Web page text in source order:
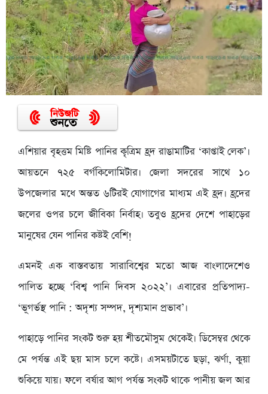
এশিয়ার বৃহত্তম মিষ্টি পানির কৃত্রিম হ্রদ রাঙামাটির ‘কাপ্তাই লেক’।
আয়তনে ৭২৫ বর্গকিলোমিটার। জেলা সদরের সাথে ১০
উপজেলার মধে অন্তত ৬টিরই যোগাগের মাধ্যম এই হ্রদ। হ্রদের
জলের ওপর চলে জীবিকা নির্বাহ। তবুও হ্রদের দেশে পাহাড়ের
মানুষের যেন পানির কষ্টই বেশি!
এমনই এক বাস্তবতায় সারাবিশ্বের মতো আজ বাংলাদেশেও
পালিত হচ্ছে ‘বিশ্ব পানি দিবস ২০২২’। এবারের প্রতিপাদ্য-
‘ভূগর্ভস্থ পানি : অদৃশ্য সম্পদ, দৃশ্যমান প্রভাব’।
পাহাড়ে পানির সংকট শুরু হয় শীতমৌসুম থেকেই। ডিসেম্বর থেকে
মে পর্যন্ত এই ছয় মাস চলে কষ্টে। এসময়টাতে ছড়া, ঝর্ণা, কুয়া
শুকিয়ে যায়। ফলে বর্ষার আগ পর্যন্ত সংকট থাকে পানীয় জল আর